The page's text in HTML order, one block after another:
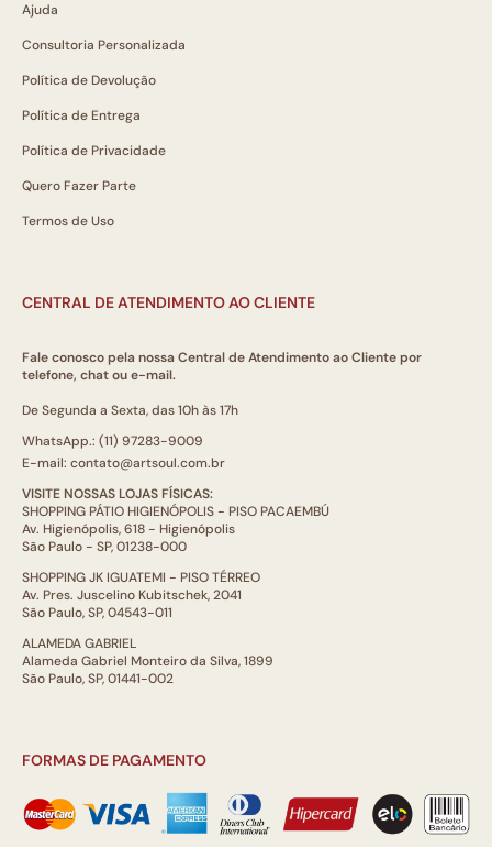
Ajuda
Consultoria Personalizada
Política de Devolução
Política de Entrega
Política de Privacidade
Quero Fazer Parte
Termos de Uso
CENTRAL DE ATENDIMENTO AO CLIENTE
Fale conosco pela nossa Central de Atendimento ao Cliente por
telefone, chat ou e-mail.
De Segunda a Sexta, das 10h às 17h
WhatsApp.: (11) 97283-9009
E-mail: contato@artsoul.com.br
VISITE NOSSAS LOJAS FÍSICAS:
SHOPPING PÁTIO HIGIENÓPOLIS - PISO PACAEMBÚ
Av. Higienópolis, 618 - Higienópolis
São Paulo - SP, 01238-000
SHOPPING JK IGUATEMI - PISO TÉRREO
Av. Pres. Juscelino Kubitschek, 2041
São Paulo, SP, 04543-011
ALAMEDA GABRIEL
Alameda Gabriel Monteiro da Silva, 1899
São Paulo, SP, 01441-002
FORMAS DE PAGAMENTO